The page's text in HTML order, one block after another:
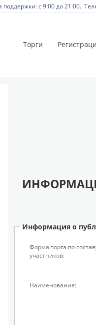
поддержки: с 9:00 до 21:00.
Торги
Информация о
Форма торга по
участников:
Наименование: